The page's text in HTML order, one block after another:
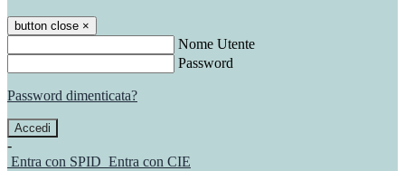
button close ×
Nome Utente
Password
Password dimenticata?
-
Entra con SPID Entra con CIE